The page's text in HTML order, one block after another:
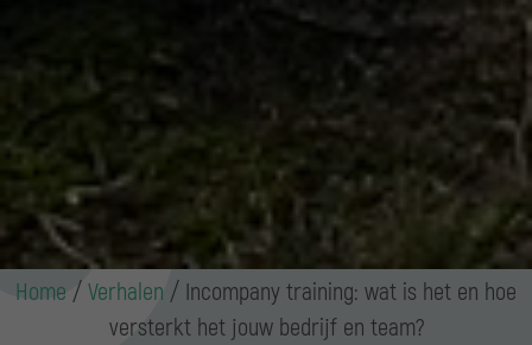
Home / Verhalen / Incompany training: wat is het en hoe
versterkt het jouw bedrijf en team?